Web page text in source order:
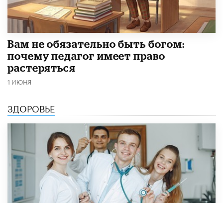
​Вам не обязательно быть богом:
почему педагог имеет право
растеряться
1 ИЮНЯ
ЗДОРОВЬЕ